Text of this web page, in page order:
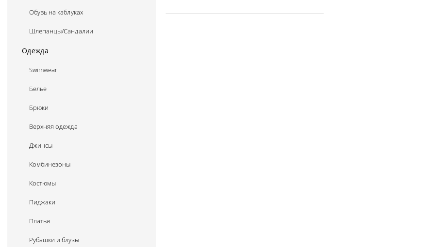
Обувь на каблуках
Шлепанцы/Сандалии
Одежда
Swimwear
Белье
Брюки
Верхняя одежда
Джинсы
Комбинезоны
Костюмы
Пиджаки
Платья
Рубашки и блузы